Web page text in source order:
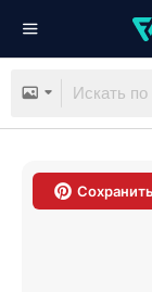
Сохранить